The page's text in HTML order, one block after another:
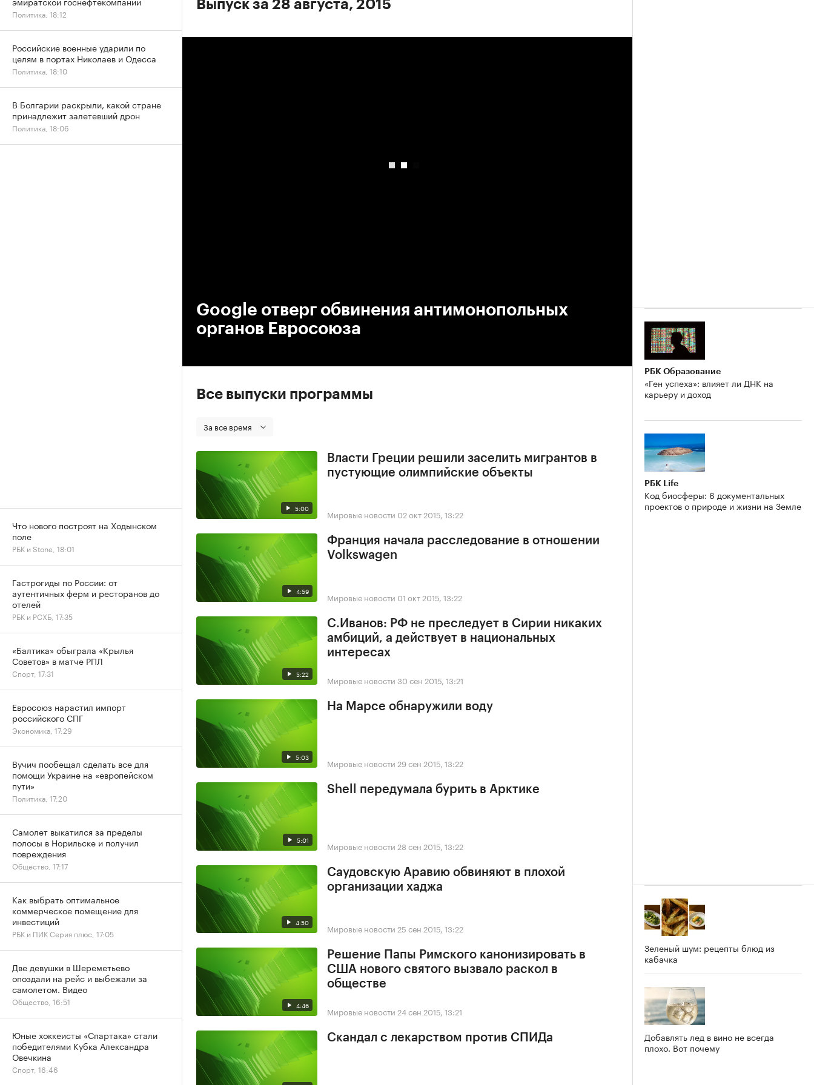
Выпуск за 28 августа, 2015
Google отверг обвинения антимонопольных
органов Евросоюза
Все выпуски программы
За все время
5:00
Власти Греции решили заселить мигрантов в
пустующие олимпийские объекты
Мировые новости 02 окт 2015, 13:22
4:59
Франция начала расследование в отношении
Volkswagen
Мировые новости 01 окт 2015, 13:22
5:22
С.Иванов: РФ не преследует в Сирии никаких
амбиций, а действует в национальных
интересах
Мировые новости 30 сен 2015, 13:21
5:03
На Марсе обнаружили воду
Мировые новости 29 сен 2015, 13:22
5:01
Shell передумала бурить в Арктике
Мировые новости 28 сен 2015, 13:22
4:50
Саудовскую Аравию обвиняют в плохой
организации хаджа
Мировые новости 25 сен 2015, 13:22
4:46
Решение Папы Римского канонизировать в
США нового святого вызвало раскол в
обществе
Мировые новости 24 сен 2015, 13:21
Скандал с лекарством против СПИДа
РБК Образование
«Ген успеха»: влияет ли ДНК на
карьеру и доход
РБК Life
Код биосферы: 6 документальных
проектов о природе и жизни на Земле
Зеленый шум: рецепты блюд из
кабачка
Добавлять лед в вино не всегда
плохо. Вот почему
Политика, 18:12
Российские военные ударили по
целям в портах Николаев и Одесса
Политика, 18:10
В Болгарии раскрыли, какой стране
принадлежит залетевший дрон
Политика, 18:06
Что нового построят на Ходынском
поле
РБК и Stone, 18:01
Гастрогиды по России: от
аутентичных ферм и ресторанов до
отелей
РБК и РСХБ, 17:35
«Балтика» обыграла «Крылья
Советов» в матче РПЛ
Спорт, 17:31
Евросоюз нарастил импорт
российского СПГ
Экономика, 17:29
Вучич пообещал сделать все для
помощи Украине на «европейском
пути»
Политика, 17:20
Самолет выкатился за пределы
полосы в Норильске и получил
повреждения
Общество, 17:17
Как выбрать оптимальное
коммерческое помещение для
инвестиций
РБК и ПИК Серия плюс, 17:05
Две девушки в Шереметьево
опоздали на рейс и выбежали за
самолетом. Видео
Общество, 16:51
Юные хоккеисты «Спартака» стали
победителями Кубка Александра
Овечкина
Спорт, 16:46